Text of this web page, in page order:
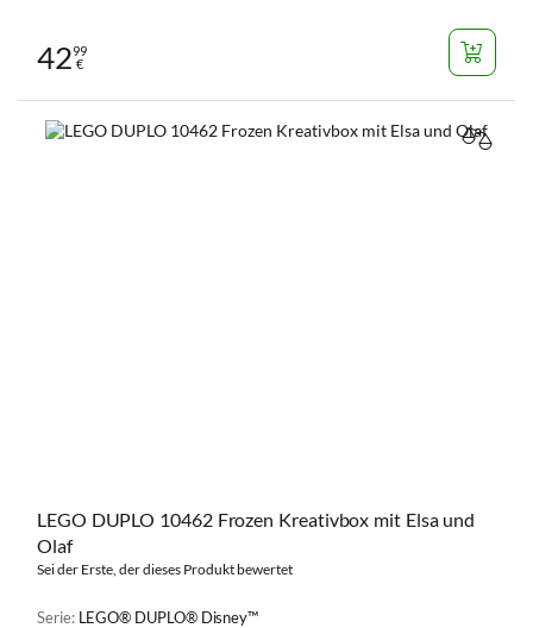
4299
€
LEGO DUPLO 10462 Frozen Kreativbox mit Elsa und
Olaf
Sei der Erste, der dieses Produkt bewertet
Serie: LEGO® DUPLO® Disney™